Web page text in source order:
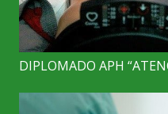
DIPLOMADO APH